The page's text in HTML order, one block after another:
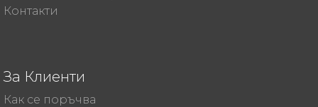
Контакти
За Клиенти
Как се поръчва